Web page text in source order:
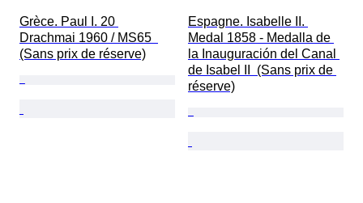
Grèce. Paul I. 20
Drachmai 1960 / MS65
(Sans prix de réserve)
Espagne. Isabelle II.
Medal 1858 - Medalla de
la Inauguración del Canal
de Isabel II  (Sans prix de
réserve)